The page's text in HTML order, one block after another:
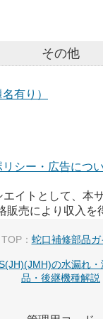
その他
有り）
シー・広告につ
イトとして、本
販売により収入を
TOP： 蛇口補修部品ガ
の水漏れ
品・後継機種解説